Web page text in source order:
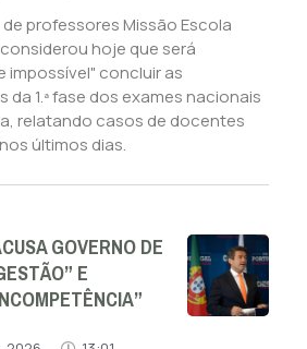
professores Missão Escola
considerou hoje que será
impossível" concluir as
da 1.ª fase dos exames nacionais
relatando casos de docentes
últimos dias.
GOVERNO DE
E